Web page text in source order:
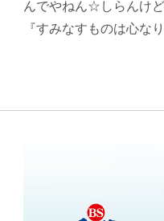
んでやねん☆しらんけ
『すみなすものは心な